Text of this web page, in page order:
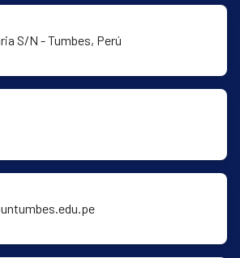
S/N - Tumbes, Perú